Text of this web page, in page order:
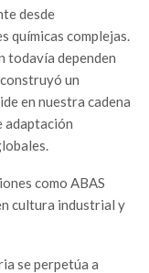
desde
químicas complejas.
todavía dependen
un
en nuestra cadena
adaptación
como ABAS
cultura industrial y
se perpetúa a